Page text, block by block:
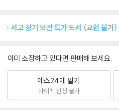
서고 장기 보관 특가 도서 (교환 불가)
이미 소장하고 있다면 판매해 보세요.
예스24에 팔기
바이백 신청 불가